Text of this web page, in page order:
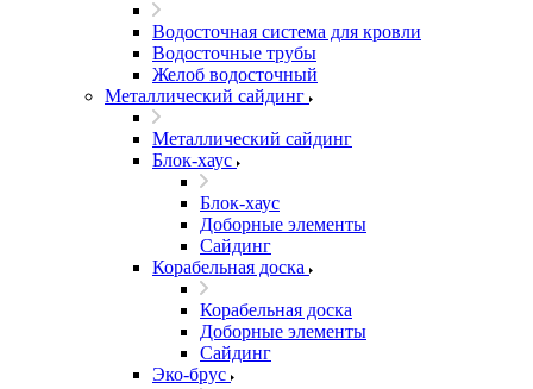
Водосточная система для кровли
Водосточные трубы
Желоб водосточный
Металлический сайдинг
Металлический сайдинг
Блок-хаус
Блок-хаус
Доборные элементы
Сайдинг
Корабельная доска
Корабельная доска
Доборные элементы
Сайдинг
Эко-брус